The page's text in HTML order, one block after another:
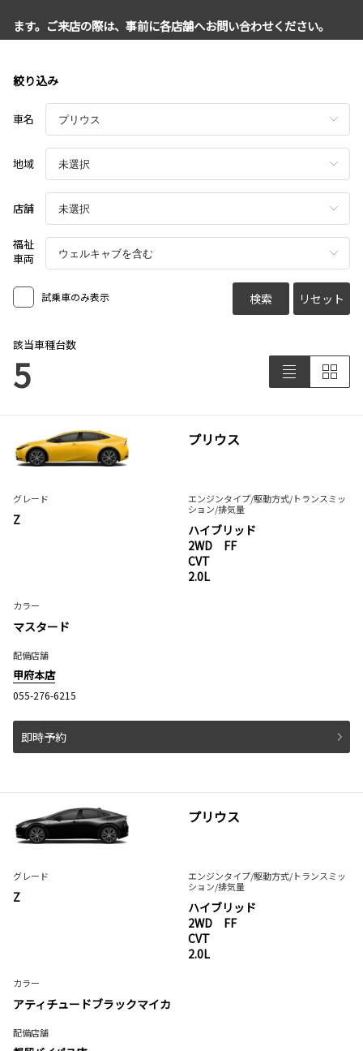
ます。ご来店の際は、事前に各店舗へお問い合わせください。
絞り込み
車名
地域
店舗
福祉
車両
試乗車のみ表示 検索 リセット
該当車種台数
5
プリウス
グレード
Z
エンジンタイプ/駆動方式/トランスミッ
ション/排気量
ハイブリッド
2WD FF
CVT
2.0L
カラー
マスタード
配備店舗
甲府本店
055-276-6215
即時予約
プリウス
グレード
Z
エンジンタイプ/駆動方式/トランスミッ
ション/排気量
ハイブリッド
2WD FF
CVT
2.0L
カラー
アティチュードブラックマイカ
配備店舗